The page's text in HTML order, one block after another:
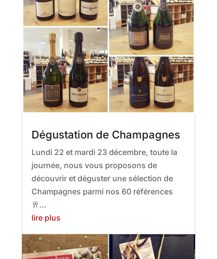
Dégustation de Champagnes
Lundi 22 et mardi 23 décembre, toute la
journée, nous vous proposons de
découvrir et déguster une sélection de
Champagnes parmi nos 60 références
🥂...
lire plus